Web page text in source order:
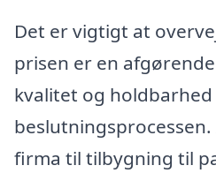
Det er vigtigt at
prisen er en
kvalitet og
firma til tilbygning til